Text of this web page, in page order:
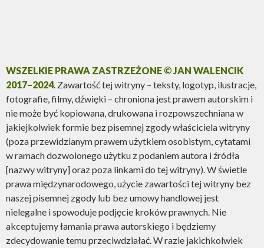
WSZELKIE PRAWA ZASTRZEŻONE © JAN WALENCIK
2017–2024. Zawartość tej witryny – teksty, logotyp, ilustracje,
fotografie, filmy, dźwięki – chroniona jest prawem autorskim i
nie może być kopiowana, drukowana i rozpowszechniana w
jakiejkolwiek formie bez pisemnej zgody właściciela witryny
(poza przewidzianym prawem użytkiem osobistym, cytatami
w ramach dozwolonego użytku z podaniem autora i źródła
[nazwy witryny] oraz poza linkami do tej witryny). W świetle
prawa międzynarodowego, użycie zawartości tej witryny bez
naszej pisemnej zgody lub bez umowy handlowej jest
nielegalne i spowoduje podjęcie kroków prawnych. Nie
akceptujemy łamania prawa autorskiego i będziemy
zdecydowanie temu przeciwdziałać. W razie jakichkolwiek